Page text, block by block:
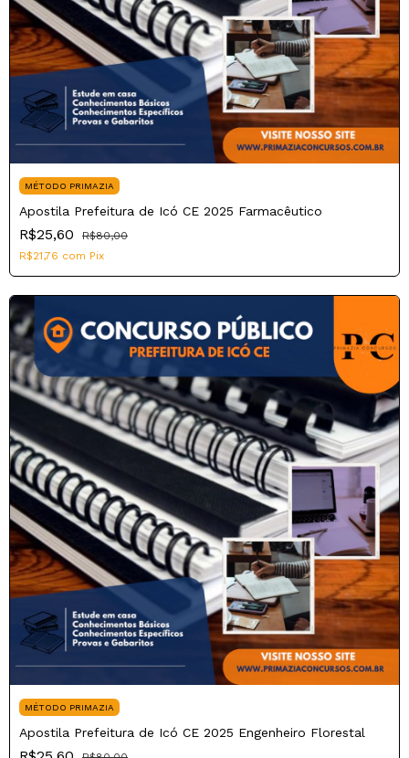
MÉTODO PRIMAZIA
Apostila Prefeitura de Icó CE 2025 Farmacêutico
R$25,60
R$80,00
R$21,76 com Pix
MÉTODO PRIMAZIA
Apostila Prefeitura de Icó CE 2025 Engenheiro Florestal